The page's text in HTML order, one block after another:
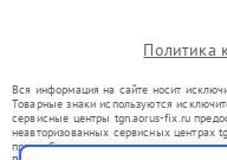
Политика
Вся информация на сайте носит
Товарные знаки используются
сервисные центры tgn.aorus-fix.ru
неавторизованных сервисных центрах
правообладателями товарных знаков